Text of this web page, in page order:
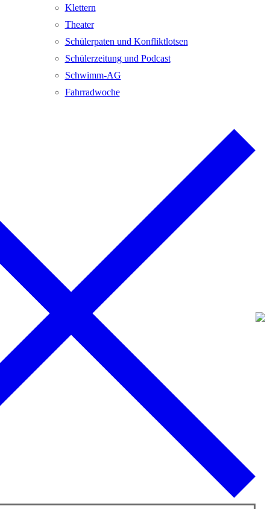
Klettern
Theater
Schülerpaten und Konfliktlotsen
Schülerzeitung und Podcast
Schwimm-AG
Fahrradwoche